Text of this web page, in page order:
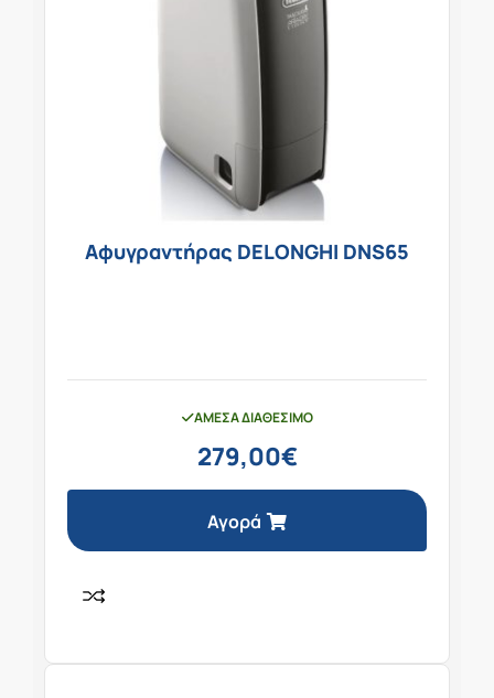
Αφυγραντήρας DELONGHI DNS65
ΆΜΕΣΑ ΔΙΑΘΈΣΙΜΟ
279,00€
Αγορά